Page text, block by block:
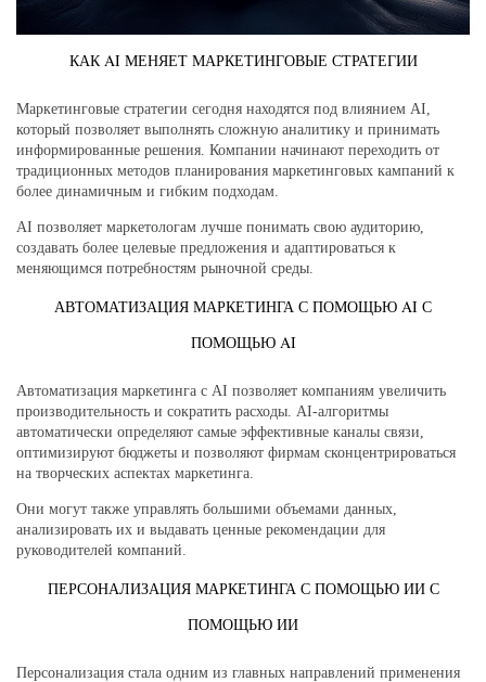
КАК AI МЕНЯЕТ МАРКЕТИНГОВЫЕ СТРАТЕГИИ
Маркетинговые стратегии сегодня находятся под влиянием AI,
который позволяет выполнять сложную аналитику и принимать
информированные решения. Компании начинают переходить от
традиционных методов планирования маркетинговых кампаний к
более динамичным и гибким подходам.
AI позволяет маркетологам лучше понимать свою аудиторию,
создавать более целевые предложения и адаптироваться к
меняющимся потребностям рыночной среды.
АВТОМАТИЗАЦИЯ МАРКЕТИНГА С ПОМОЩЬЮ AI С
ПОМОЩЬЮ AI
Автоматизация маркетинга с AI позволяет компаниям увеличить
производительность и сократить расходы. AI-алгоритмы
автоматически определяют самые эффективные каналы связи,
оптимизируют бюджеты и позволяют фирмам сконцентрироваться
на творческих аспектах маркетинга.
Они могут также управлять большими объемами данных,
анализировать их и выдавать ценные рекомендации для
руководителей компаний.
ПЕРСОНАЛИЗАЦИЯ МАРКЕТИНГА С ПОМОЩЬЮ ИИ С
ПОМОЩЬЮ ИИ
Персонализация стала одним из главных направлений применения